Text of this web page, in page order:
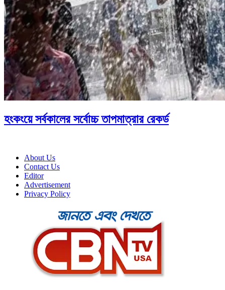
হংকংয়ে সর্বকালের সর্বোচ্চ তাপমাত্রার রেকর্ড
About Us
Contact Us
Editor
Advertisement
Privacy Policy